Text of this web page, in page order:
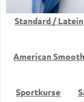
Standard / Latein
American Smooth
Sportkurse